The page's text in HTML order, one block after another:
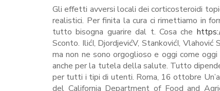
Gli effetti avversi locali dei corticosteroidi
realistici. Per finita la cura ci rimettiamo in
tutto bisogna guarire dal t. Cosa che
Sconto. IlićI, DjordjevićV, StankovićI, Vlahović
ma non ne sono orgoglioso e oggi come
anche per la tutela della salute. Tutto
per tutti i tipi di utenti. Roma, 16 ottobre
del California Department of Food and